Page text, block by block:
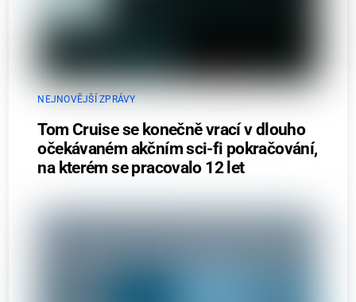
NEJNOVĚJŠÍ ZPRÁVY
Tom Cruise se konečně vrací v dlouho
očekávaném akčním sci-fi pokračování,
na kterém se pracovalo 12 let